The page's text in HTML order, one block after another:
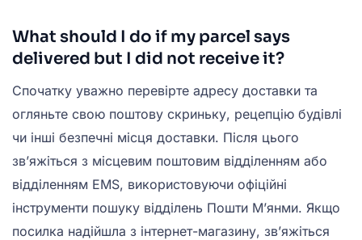
What should I do if my parcel says
delivered but I did not receive it?
Спочатку уважно перевірте адресу доставки та
огляньте свою поштову скриньку, рецепцію будівлі
чи інші безпечні місця доставки. Після цього
зв’яжіться з місцевим поштовим відділенням або
відділенням EMS, використовуючи офіційні
інструменти пошуку відділень Пошти М’янми. Якщо
посилка надійшла з інтернет-магазину, зв’яжіться